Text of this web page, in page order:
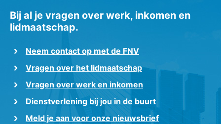
Bij al je vragen over werk, inkomen en
lidmaatschap.
Neem contact op met de FNV
Vragen over het lidmaatschap
Vragen over werk en inkomen
Dienstverlening bij jou in de buurt
Meld je aan voor onze nieuwsbrief